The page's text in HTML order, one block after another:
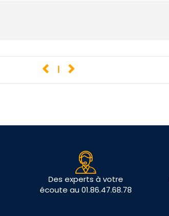
1
Des experts à votre
écoute au 01.86.47.68.78